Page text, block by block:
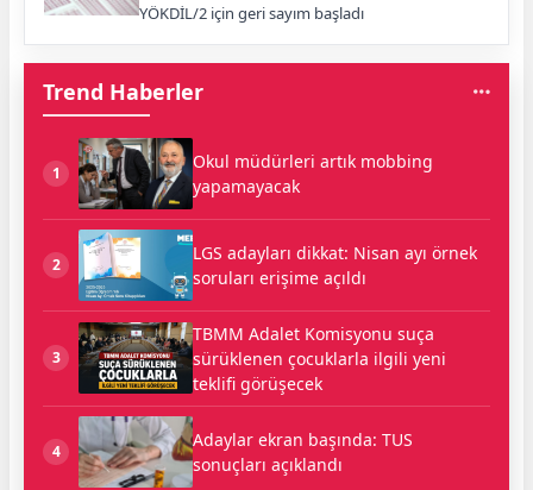
YÖKDİL/2 için geri sayım başladı
Trend Haberler
1
Okul müdürleri artık mobbing
yapamayacak
2
LGS adayları dikkat: Nisan ayı örnek
soruları erişime açıldı
3
TBMM Adalet Komisyonu suça
sürüklenen çocuklarla ilgili yeni
teklifi görüşecek
4
Adaylar ekran başında: TUS
sonuçları açıklandı